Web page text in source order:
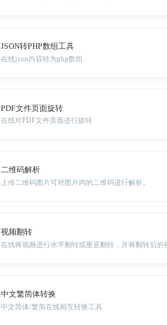
JSON转PHP数组工具
在线json内容转为php数组
PDF文件页面旋转
在线对PDF文件页面进行旋转
二维码解析
上传二维码图片可对图片内的二维码进行解析。
视频翻转
中文繁简体转换
中文简体/繁简在线相互转换工具